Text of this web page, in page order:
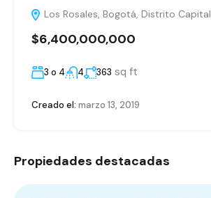
Los Rosales, Bogotá, Distrito Capital
$6,400,000,000
3 o 4 4 363 sq ft
Creado el: marzo 13, 2019
Propiedades destacadas